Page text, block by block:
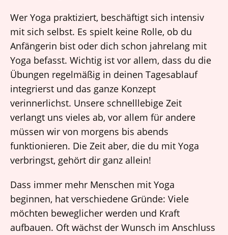
Wer Yoga praktiziert, beschäftigt sich intensiv
mit sich selbst. Es spielt keine Rolle, ob du
Anfängerin bist oder dich schon jahrelang mit
Yoga befasst. Wichtig ist vor allem, dass du die
Übungen regelmäßig in deinen Tagesablauf
integrierst und das ganze Konzept
verinnerlichst. Unsere schnelllebige Zeit
verlangt uns vieles ab, vor allem für andere
müssen wir von morgens bis abends
funktionieren. Die Zeit aber, die du mit Yoga
verbringst, gehört dir ganz allein!
Dass immer mehr Menschen mit Yoga
beginnen, hat verschiedene Gründe: Viele
möchten beweglicher werden und Kraft
aufbauen. Oft wächst der Wunsch im Anschluss